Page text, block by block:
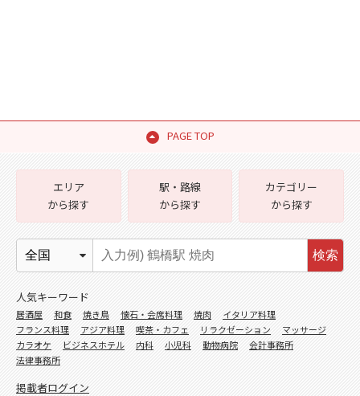
PAGE TOP
エリア
から探す
駅・路線
から探す
カテゴリー
から探す
検索
人気キーワード
居酒屋 和食 焼き鳥 懐石・会席料理 焼肉
イタリア料理
フランス料理
アジア料理 喫茶・カフェ リラクゼーション
マッサージ
カラオケ
ビジネスホテル 内科 小児科 動物病院
会計事務所
法律事務所
掲載者ログイン